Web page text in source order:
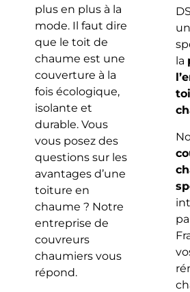
plus en plus à la
mode. Il faut dire
que le toit de
chaume est une
couverture à la
fois écologique,
isolante et
durable. Vous
vous posez des
questions sur les
avantages d’une
toiture en
chaume ? Notre
entreprise de
couvreurs
chaumiers vous
répond.
la